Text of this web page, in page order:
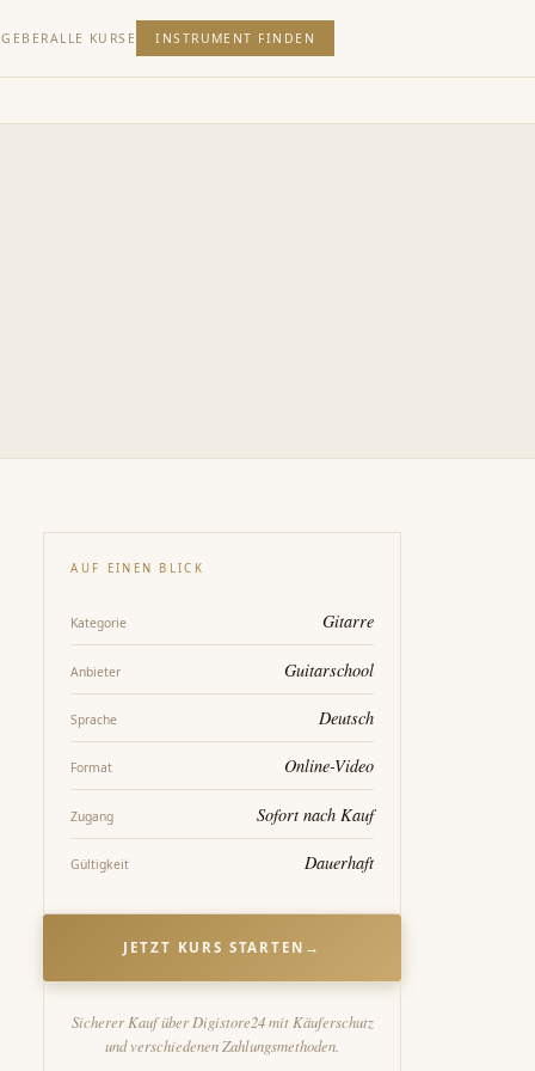
ALLE KURSE INSTRUMENT FINDEN
AUF EINEN BLICK
Kategorie Gitarre
Anbieter Guitarschool
Sprache Deutsch
Format Online-Video
Zugang Sofort nach Kauf
Gültigkeit Dauerhaft
JETZT KURS STARTEN →
Sicherer Kauf über Digistore24 mit Käuferschutz
und verschiedenen Zahlungsmethoden.